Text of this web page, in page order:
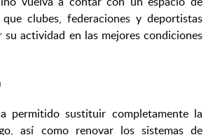
clubes, federaciones y deportistas
su actividad en las mejores condiciones
permitido sustituir completamente la
así como renovar los sistemas de